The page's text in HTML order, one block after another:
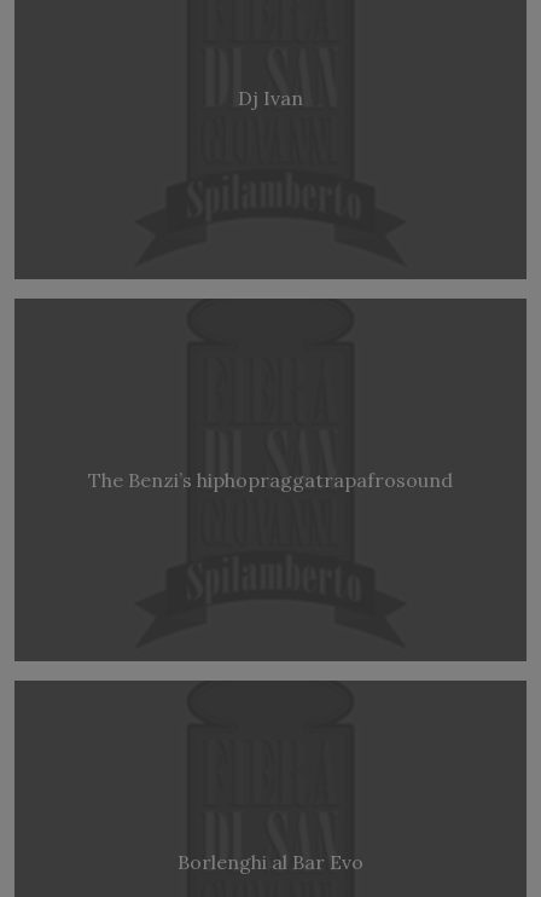
Dj Ivan
The Benzi’s hiphopraggatrapafrosound
Borlenghi al Bar Evo